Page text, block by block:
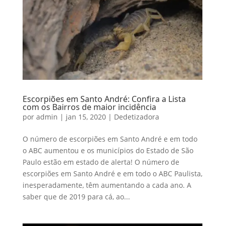
Escorpiões em Santo André: Confira a Lista
com os Bairros de maior incidência
por admin | jan 15, 2020| Dedetizadora
O número de escorpiões em Santo André e em todo
o ABC aumentou e os municípios do Estado de São
Paulo estão em estado de alerta! O número de
escorpiões em Santo André e em todo o ABC Paulista,
inesperadamente, têm aumentando a cada ano. A
saber que de 2019 para cá, ao...